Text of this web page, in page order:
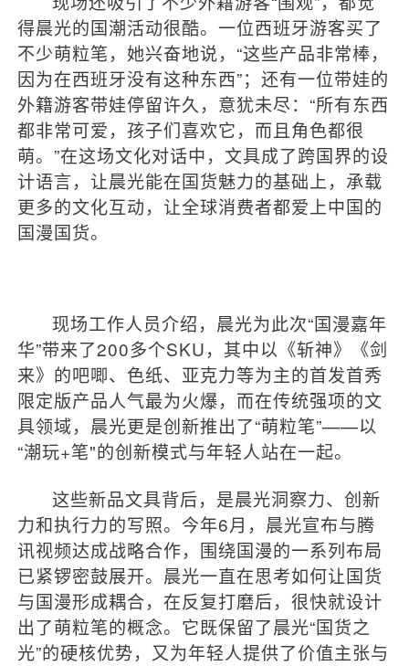
得晨光的国潮活动很酷。一位西班牙游客买了
不少萌粒笔，她兴奋地说，“这些产品非常棒，
因为在西班牙没有这种东西”；还有一位带娃的
外籍游客带娃停留许久，意犹未尽：“所有东西
都非常可爱，孩子们喜欢它，而且角色都很
萌。”在这场文化对话中，文具成了跨国界的设
计语言，让晨光能在国货魅力的基础上，承载
更多的文化互动，让全球消费者都爱上中国的
国漫国货。
现场工作人员介绍，晨光为此次“国漫嘉年
华”带来了200多个SKU，其中以《斩神》《剑
来》的吧唧、色纸、亚克力等为主的首发首秀
限定版产品人气最为火爆，而在传统强项的文
具领域，晨光更是创新推出了“萌粒笔”——以
“潮玩+笔"的创新模式与年轻人站在一起。
这些新品文具背后，是晨光洞察力、创新
力和执行力的写照。今年6月，晨光宣布与腾
讯视频达成战略合作，围绕国漫的一系列布局
已紧锣密鼓展开。晨光一直在思考如何让国货
与国漫形成耦合，在反复打磨后，很快就设计
出了萌粒笔的概念。它既保留了晨光“国货之
光”的硬核优势，又为年轻人提供了价值主张与